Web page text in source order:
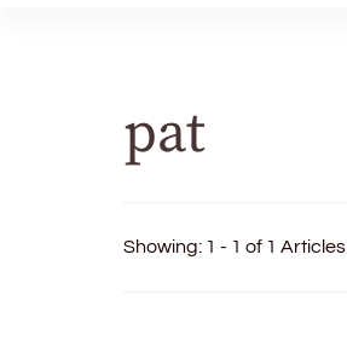
pat
Showing: 1 - 1 of 1 Articles